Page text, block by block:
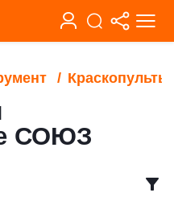
Краскопульты
СОЮЗ